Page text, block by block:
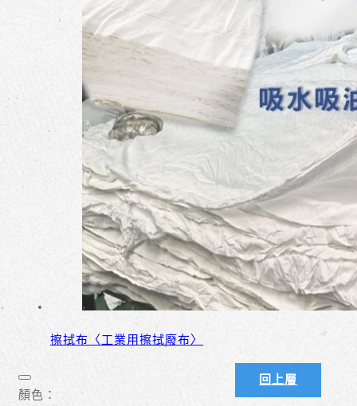
擦拭布〈工業用擦拭廢布〉
回上層
顏色：